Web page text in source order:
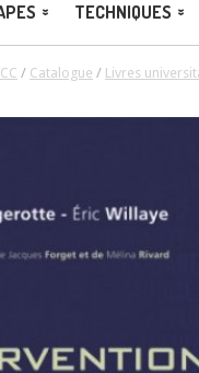
TECHNIQUES
/ Catalogue / Livres